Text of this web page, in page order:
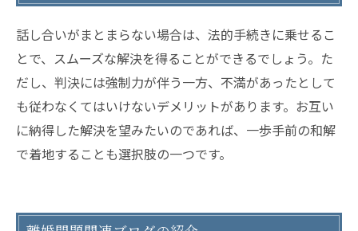
話し合いがまとまらない場合は、法的手続きに乗せるこ
とで、スムーズな解決を得ることができるでしょう。た
だし、判決には強制力が伴う一方、不満があったとして
も従わなくてはいけないデメリットがあります。お互い
に納得した解決を望みたいのであれば、一歩手前の和解
で着地することも選択肢の一つです。